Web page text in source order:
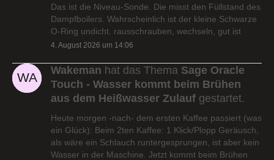
Das ist die Niveau-Sonde. Die misst den Füllstand des
Dampfboilers. Wahrscheinlich ist der kleine Schwarze
O-Ring undicht. rausschrauben, wechseln, gut ist
4. August 2026 um 14:06
Wakeman hat das Thema Sage Oracle
Touch - Wasser kommt beim Brühen
aus dem Heißwasser Zulauf gestartet.
Heute morgen -nach- dem ersten Kaffee passiert (was
ein Glück): Beim 2ten Kaffee: 1 Klick/Plopp Geräusch,
als wäre ein Schlauch runtergesprungen, ist aber kein
Wasser in der Maschine. Jetzt kommt beim Brühen